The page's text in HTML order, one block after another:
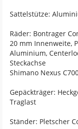
Sattelstütze:
Räder: Bontrager
20 mm Innenweite,
Aluminium,
Steckachse
Shimano Nexus
Gepäckträger:
Traglast
Ständer: Pletscher